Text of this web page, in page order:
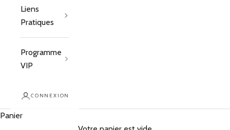
Liens
Pratiques
Programme
VIP
CONNEXION
Panier